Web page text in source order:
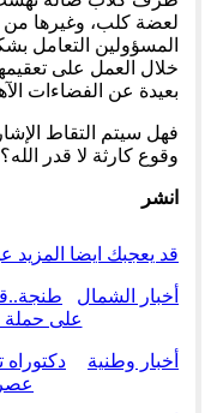
لعضة كلب، وغيرها
المسؤولين التعامل
خلال العمل على
بعيدة عن الفضاءات
فهل سيتم التقاط
وقوع كارثة لا قدر
انشر
قد يعجبك ايضا المزيد
أخبار الشمال
على حملة
أخبار وطنية